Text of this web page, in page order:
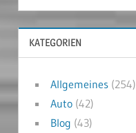
KATEGORIEN
Allgemeines(254)
Auto(42)
Blog (43)